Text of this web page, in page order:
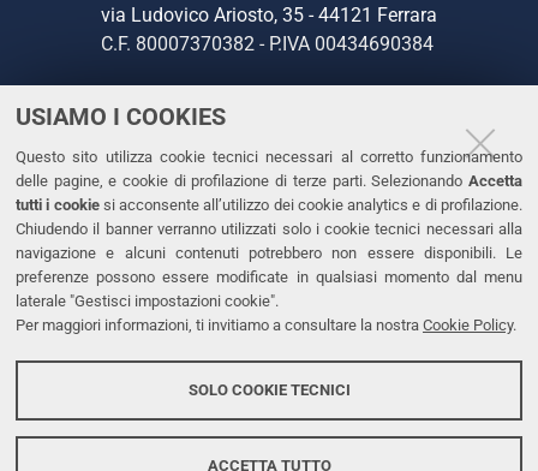
USIAMO I COOKIES
Questo sito utilizza cookie tecnici necessari al corretto funzionamento
delle pagine, e cookie di profilazione di terze parti. Selezionando Accetta
tutti i cookiesi acconsente all’utilizzo dei cookie analytics e di profilazione.
Chiudendo il banner verranno utilizzati solo i cookie tecnici necessari alla
navigazione e alcuni contenuti potrebbero non essere disponibili. Le
preferenze possono essere modificate in qualsiasi momento dal menu
laterale "Gestisci impostazioni cookie".
Per maggiori informazioni, ti invitiamo a consultare la nostra Cookie Policy.
SOLO COOKIE TECNICI
ACCETTA TUTTO
via Ludovico Ariosto, 35 - 44121 Ferrara
C.F. 80007370382 - P.IVA 00434690384
CONTATTI
Tel. +39 0532 293111
Fax. +39 0532 293031
PEC
LINKS
Dichiarazione di accessibilità
Protezione dati personali